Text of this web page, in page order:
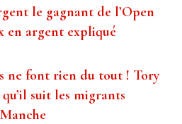
le gagnant de l’Open
​​en argent expliqué
ne font rien du tout ! Tory
suit les migrants